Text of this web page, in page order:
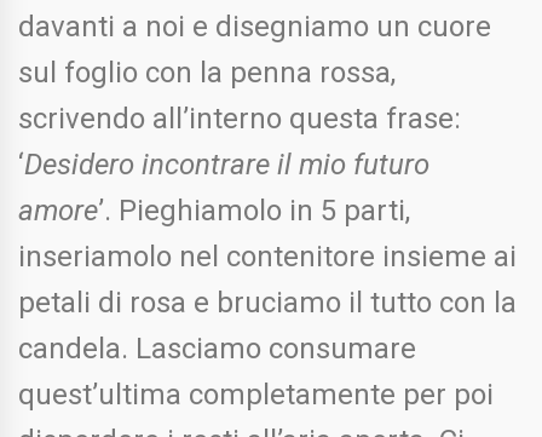
davanti a noi e disegniamo un cuore
sul foglio con la penna rossa,
scrivendo all’interno questa frase:
‘Desidero incontrare il mio futuro
amore’. Pieghiamolo in 5 parti,
inseriamolo nel contenitore insieme ai
petali di rosa e bruciamo il tutto con la
candela. Lasciamo consumare
quest’ultima completamente per poi